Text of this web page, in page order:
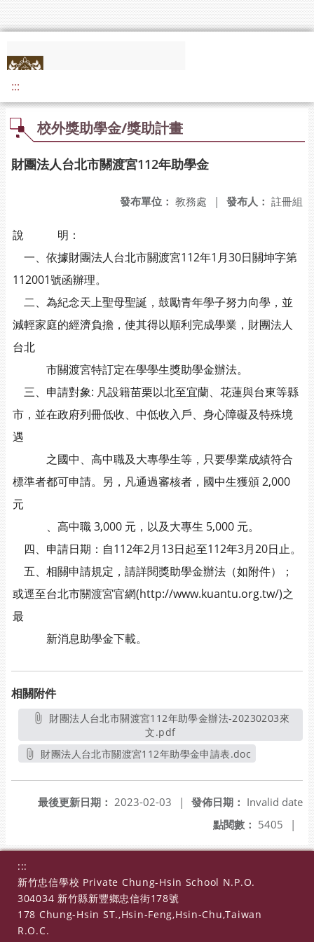
:::
校外獎助學金/獎助計畫
財團法人台北市關渡宮112年助學金
發布人： 註冊組
發布單位： 教務處 |
說 明：
一、依據財團法人台北市關渡宮112年1月30日關坤字第
112001號函辦理。
二、為紀念天上聖母聖誕，鼓勵青年學子努力向學，並
減輕家庭的經濟負擔，使其得以順利完成學業，財團法人
台北
市關渡宮特訂定在學學生獎助學金辦法。
三、申請對象: 凡設籍苗栗以北至宜蘭、花蓮與台東等縣
市，並在政府列冊低收、中低收入戶、身心障礙及特殊境
遇
之國中、高中職及大專學生等，只要學業成績符合
標準者都可申請。另，凡通過審核者，國中生獲頒 2,000
元
、高中職 3,000 元，以及大專生 5,000 元。
四、申請日期：自112年2月13日起至112年3月20日止。
五、相關申請規定，請詳閱獎助學金辦法（如附件）；
或逕至台北市關渡宮官網(http://www.kuantu.org.tw/)之
最
新消息助學金下載。
相關附件
文.pdf另開新視窗
財團法人台北市關渡宮112年助學金申請表.doc
發佈日期： Invalid date
最後更新日期： 2023-02-03
|
點閱數： 5405 |
:::
新竹忠信學校 Private Chung-Hsin School N.P.O.
304034 新竹縣新豐鄉忠信街178號
178 Chung-Hsin ST.,Hsin-Feng,Hsin-Chu,Taiwan
R.O.C.